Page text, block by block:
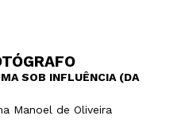
SOB INFLUÊNCIA (DA
Manoel de Oliveira